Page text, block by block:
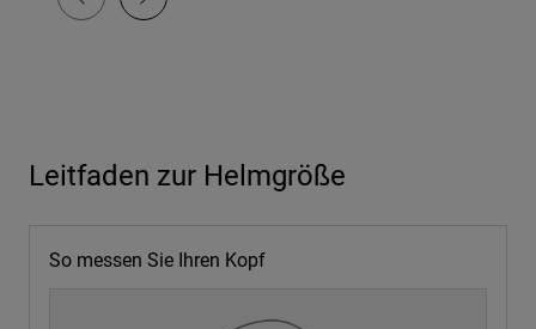
Leitfaden zur Helmgröße
So messen Sie Ihren Kopf